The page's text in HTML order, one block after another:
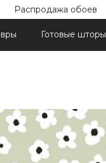
Распродажа обоев
Готовые шторы